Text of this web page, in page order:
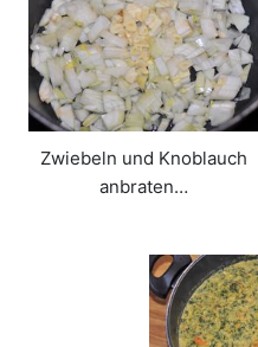
Zwiebeln und Knoblauch
anbraten…